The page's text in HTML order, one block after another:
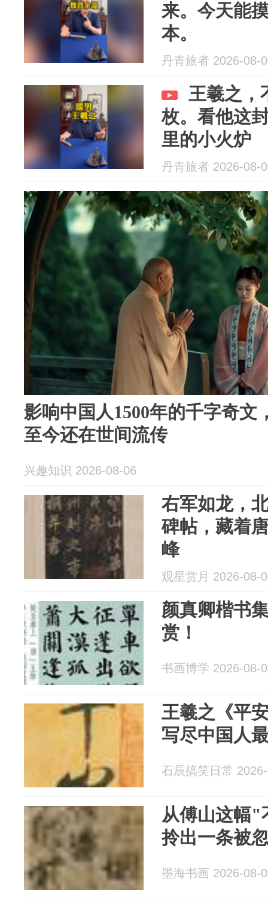
来。今天能
本。
丹青旅者 2026-08-
王羲之，
枚。看他这
里的小火炉
丹青旅者 2026-08-
影响中国人1500年的千字奇文
至今还在世间流传
兴趣知识 2026-08-06
右军如龙，
碑帖，藏着
峰
观星赏月 2026-08-
颜真卿楷书
赏！
书画博学 2026-08-
王羲之《平
写尽中国人
石辰搞笑日常
从傅山这幅"
拎出一条被
墨海书画 2026-08-